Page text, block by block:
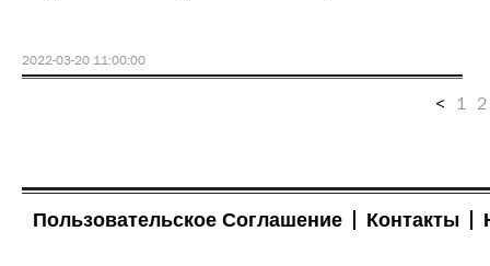
2022-03-20 11:00:00
< 1 2
Пользовательское Соглашение Контакты